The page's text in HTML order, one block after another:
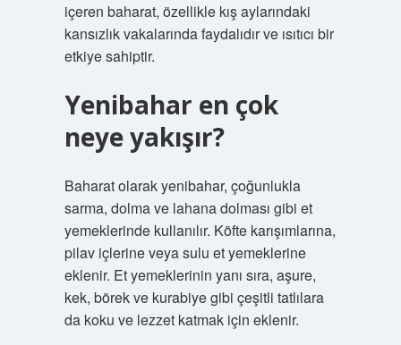
içeren baharat, özellikle kış aylarındaki
kansızlık vakalarında faydalıdır ve ısıtıcı bir
etkiye sahiptir.
Yenibahar en çok
neye yakışır?
Baharat olarak yenibahar, çoğunlukla
sarma, dolma ve lahana dolması gibi et
yemeklerinde kullanılır. Köfte karışımlarına,
pilav içlerine veya sulu et yemeklerine
eklenir. Et yemeklerinin yanı sıra, aşure,
kek, börek ve kurabiye gibi çeşitli tatlılara
da koku ve lezzet katmak için eklenir.